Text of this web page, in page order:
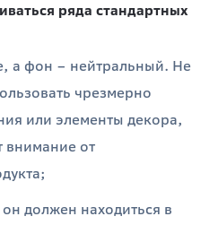
ряда стандартных
а фон – нейтральный. Не
чрезмерно
или элементы декора,
внимание от
должен находиться в